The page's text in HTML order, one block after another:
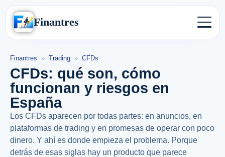
Finantres
Finantres » Trading » CFDs
CFDs: qué son, cómo
funcionan y riesgos en
España
Los CFDs aparecen por todas partes: en anuncios, en
plataformas de trading y en promesas de operar con poco
dinero. Y ahí es donde empieza el problema. Porque
detrás de esas siglas hay un producto que parece